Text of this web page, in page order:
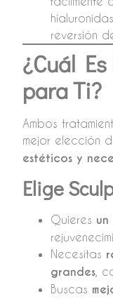
reversión
¿Cuál
para Ti?
Ambos
mejor elección
estéticos y
Elige
Quieres
Necesitas
grandes ,
Buscas